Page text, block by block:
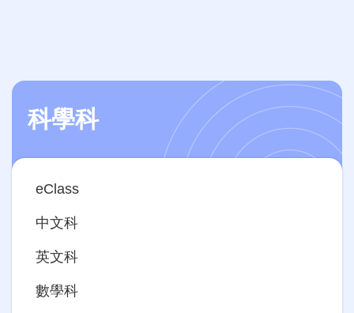
科學科
Main
navigation
eClass
中文科
英文科
數學科